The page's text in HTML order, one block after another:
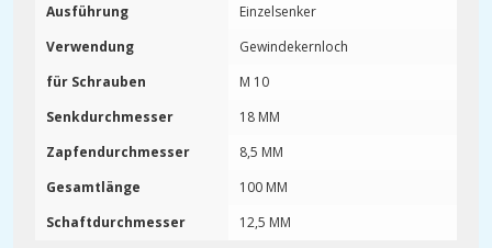
Ausführung
Einzelsenker
Verwendung
Gewindekernloch
für Schrauben
M 10
Senkdurchmesser
18 MM
Zapfendurchmesser
8,5 MM
Gesamtlänge
100 MM
Schaftdurchmesser
12,5 MM